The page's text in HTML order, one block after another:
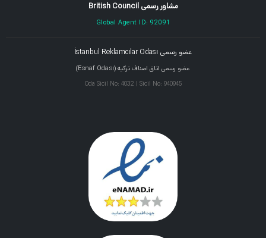
مشاور رسمی British Council
Global Agent ID: 92091
عضو رسمی İstanbul Reklamcılar Odası
عضو رسمی اتاق اصناف ترکیه (Esnaf Odası)
Oda Sicil No: 4032 | Sicil No: 940945